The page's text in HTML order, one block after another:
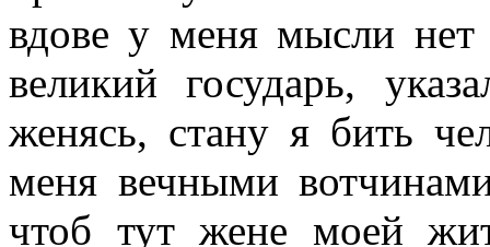
вдове у меня мысли
великий государь,
женясь, стану я бить
меня вечными
чтоб тут жене моей